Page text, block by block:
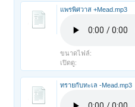
แพรพิศวาส +Mead.mp3
ขนาดไฟล์:
เปิดดู:
ทรายกับทะเล -Mead.mp3